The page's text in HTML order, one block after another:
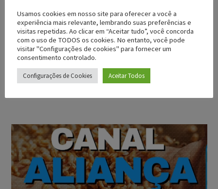
acesse a agenda
Usamos cookies em nosso site para oferecer a você a
experiência mais relevante, lembrando suas preferências e
visitas repetidas. Ao clicar em “Aceitar tudo”, você concorda
com o uso de TODOS os cookies. No entanto, você pode
visitar "Configurações de cookies" para fornecer um
consentimento controlado.
Configurações de Cookies Aceitar Todos